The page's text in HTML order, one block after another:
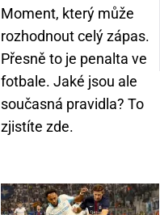
Moment, který může
rozhodnout celý zápas.
Přesně to je penalta ve
fotbale. Jaké jsou ale
současná pravidla? To
zjistíte zde.